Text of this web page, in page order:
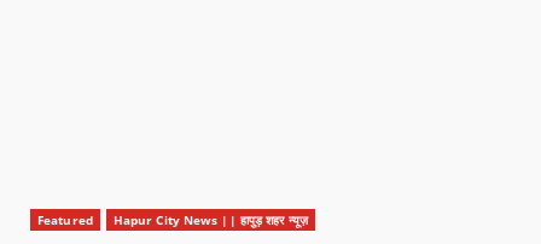
Featured Hapur City News || हापुड़ शहर न्यूज़